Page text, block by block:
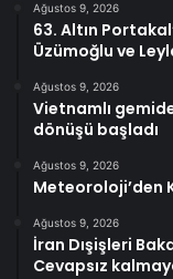
Ağustos 9, 2026
63. Altın
Üzümoğlu ve
Ağustos 9, 2026
Vietnamlı
dönüşü başladı
Ağustos 9, 2026
Meteoroloji’den
Ağustos 9, 2026
İran Dışişleri
Cevapsız